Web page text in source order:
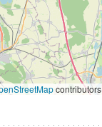
contributors